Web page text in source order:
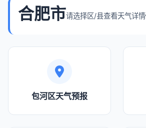
合肥市请选择区/县查看天气详情
包河区天气预报